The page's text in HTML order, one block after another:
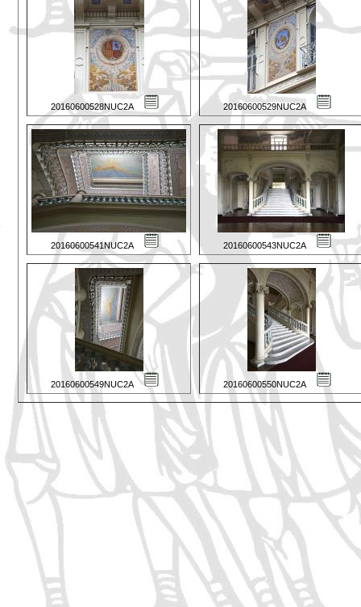
20160600528NUC2A 20160600529NUC2A
20160600541NUC2A 20160600543NUC2A
20160600549NUC2A 20160600550NUC2A